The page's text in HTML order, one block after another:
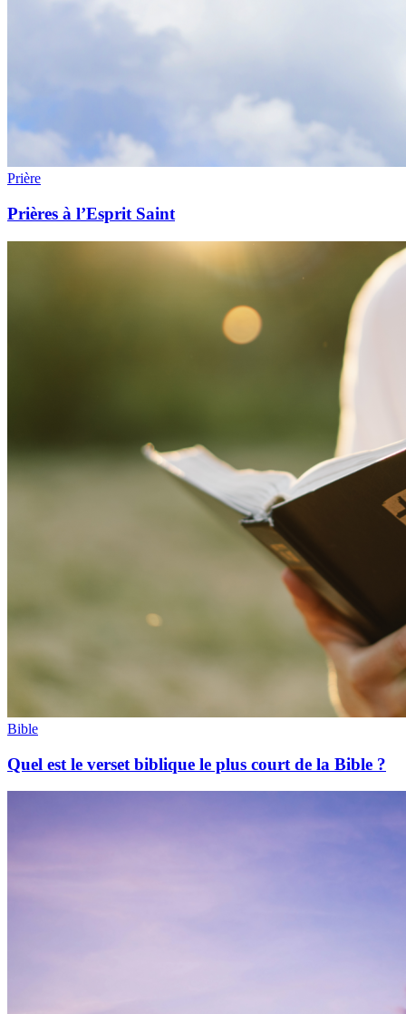
Prière
Prières à l’Esprit Saint
Bible
Quel est le verset biblique le plus court de la Bible ?